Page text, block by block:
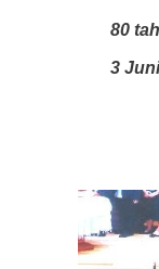
80
3